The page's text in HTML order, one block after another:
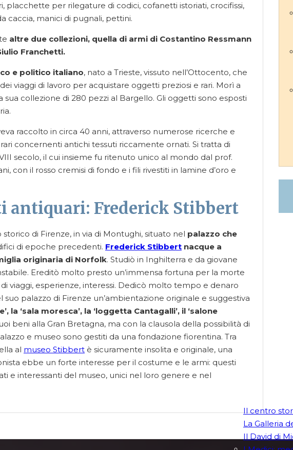
placchette per rilegature di codici, cofanetti istoriati, crocifissi,
caccia, manici di pugnali, pettini.
altre due collezioni, quella di armi di Costantino Ressmann
Franchetti.
e politico italiano, nato a Trieste, vissuto nell’Ottocento, che
viaggi di lavoro per acquistare oggetti preziosi e rari. Morì a
sua collezione di 280 pezzi al Bargello. Gli oggetti sono esposti
raccolto in circa 40 anni, attraverso numerose ricerche e
concernenti antichi tessuti riccamente ornati. Si tratta di
secolo, il cui insieme fu ritenuto unico al mondo dal prof.
con il rosso cremisi di fondo e i fili rivestiti in lamine d’oro e
antiquari: Frederick Stibbert
di Firenze, in via di Montughi, situato nel palazzo che
di epoche precedenti. Frederick Stibbert nacque a
originaria di Norfolk. Studiò in Inghilterra e da giovane
Ereditò molto presto un’immensa fortuna per la morte
viaggi, esperienze, interessi. Dedicò molto tempo e denaro
suo palazzo di Firenze un’ambientazione originale e suggestiva
la ‘sala moresca’, la ‘loggetta Cantagalli’, il ‘salone
beni alla Gran Bretagna, ma con la clausola della possibilità di
e museo sono gestiti da una fondazione fiorentina. Tra
al museo Stibbert è sicuramente insolita e originale, una
ebbe un forte interesse per il costume e le armi: questi
e interessanti del museo, unici nel loro genere e nel
Il centro
La Galleria
Il David di